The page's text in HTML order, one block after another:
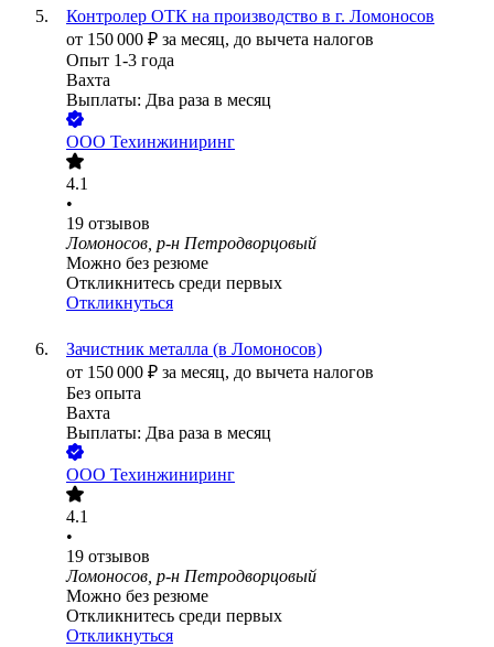
Контролер ОТК на производство в г. Ломоносов
от 150 000 ₽ за месяц, до вычета налогов
Опыт 1-3 года
Вахта
Выплаты: Два раза в месяц
ООО Техинжиниринг
4.1
•
19 отзывов
Ломоносов, р-н Петродворцовый
Можно без резюме
Откликнитесь среди первых
Откликнуться
Зачистник металла (в Ломоносов)
от 150 000 ₽ за месяц, до вычета налогов
Без опыта
Вахта
Выплаты: Два раза в месяц
ООО Техинжиниринг
4.1
•
19 отзывов
Ломоносов, р-н Петродворцовый
Можно без резюме
Откликнитесь среди первых
Откликнуться